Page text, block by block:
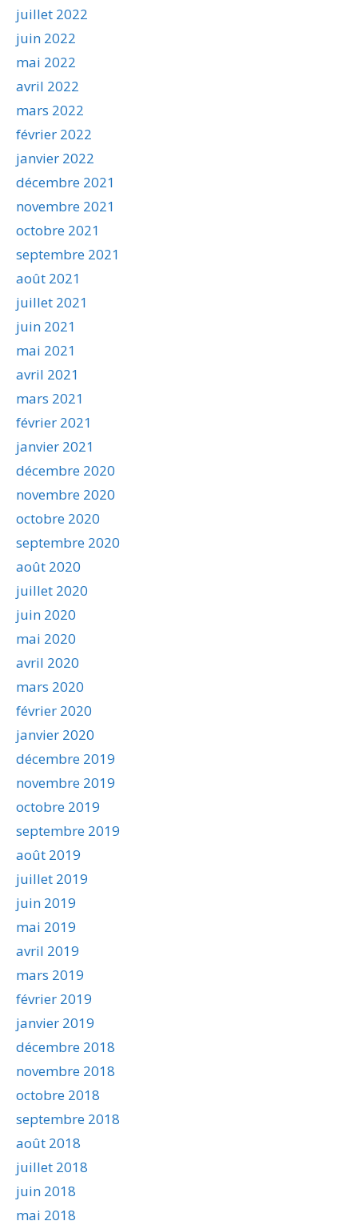
juillet 2022
juin 2022
mai 2022
avril 2022
mars 2022
février 2022
janvier 2022
décembre 2021
novembre 2021
octobre 2021
septembre 2021
août 2021
juillet 2021
juin 2021
mai 2021
avril 2021
mars 2021
février 2021
janvier 2021
décembre 2020
novembre 2020
octobre 2020
septembre 2020
août 2020
juillet 2020
juin 2020
mai 2020
avril 2020
mars 2020
février 2020
janvier 2020
décembre 2019
novembre 2019
octobre 2019
septembre 2019
août 2019
juillet 2019
juin 2019
mai 2019
avril 2019
mars 2019
février 2019
janvier 2019
décembre 2018
novembre 2018
octobre 2018
septembre 2018
août 2018
juillet 2018
juin 2018
mai 2018